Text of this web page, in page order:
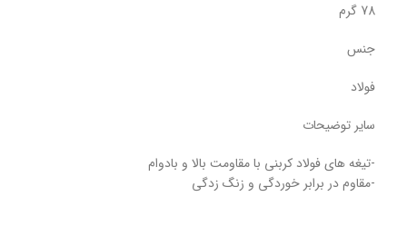
78 گرم
جنس
فولاد
سایر توضیحات
-تیغه های فولاد کربنی با مقاومت بالا و بادوام
-مقاوم در برابر خوردگی و زنگ زدگی